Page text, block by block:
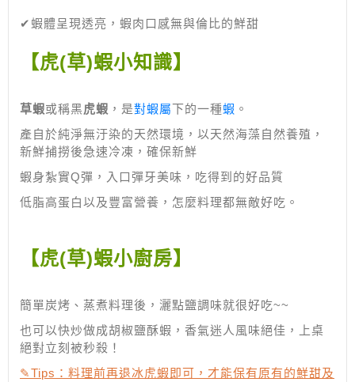
✔蝦體呈現透亮，蝦肉口感無與倫比的鮮甜
【虎(草)蝦小知識】
草蝦或稱黑虎蝦 ，是對蝦屬下的一種蝦 。
產自於純淨無汙染的天然環境，以天然海藻自然養殖，
新鮮捕撈後急速冷凍，確保新鮮
蝦身紮實Q彈，入口彈牙美味，吃得到的好品質
低脂高蛋白以及豐富營養，怎麼料理都無敵好吃。
【虎(草)蝦小廚房】
簡單炭烤、蒸煮料理後，灑點鹽調味就很好吃~~
也可以快炒做成胡椒鹽酥蝦，香氣迷人風味絕佳，上桌
絕對立刻被秒殺！
✎Tips：料理前再退冰虎蝦即可，才能保有原有的鮮甜及